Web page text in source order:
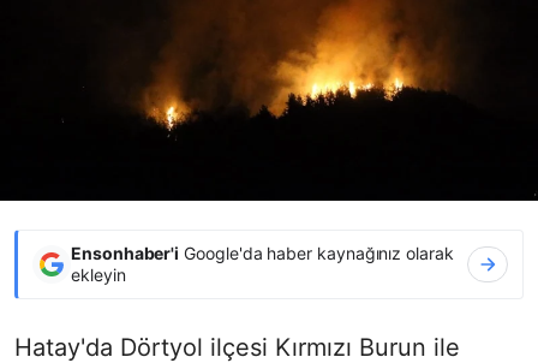
Ensonhaber'i Google'da haber kaynağınız olarak
ekleyin
Hatay'da Dörtyol ilçesi Kırmızı Burun ile